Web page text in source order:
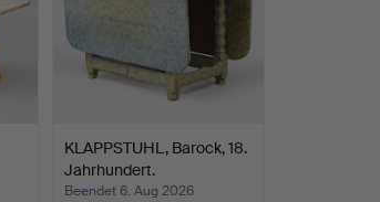
KLAPPSTUHL, Barock, 18.
Jahrhundert.
Beendet 6. Aug 2026